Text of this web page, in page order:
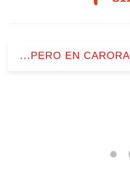
...PERO EN CARORA